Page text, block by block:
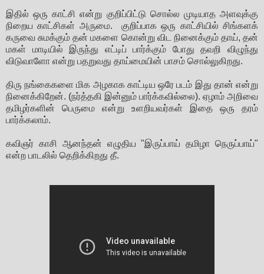
இதில் ஒரு காட்சி என்று குறிப்பிட்டு சொல்ல முடியாத அளவுக்கு
நிறைய காட்சிகள் அருமை. குறிப்பாக ஒரு காட்சியில் சிங்களக்
கருவை சுமக்கும் தன் மகளை கொன்று விட நினைக்கும் தாய், தன்
மகள் மாடியில் இருந்து எட்டிப் பார்க்கும் போது தவறி விழுந்து
விடுவாளோ என்று பதறுவது தாய்மையின் பாசம் சொல்லுகிறது.
திரு நங்கைகளை மிக அழகாக காட்டிய ஒரே படம் இது தான் என்று
நினைக்கிறேன். (நர்த்தகி இன்னும் பார்க்கவில்லை). ஏழாம் அறிவை
தமிழர்களின் பெருமை என்று உளறியவர்கள் இதை ஒரு தரம்
பார்க்கலாம்.
கவிஞர் காசி ஆனந்தன் எழுதிய "இருப்பாய் தமிழா நெருப்பாய்"
என்ற பாடலில் தெறிக்கிறது தீ.